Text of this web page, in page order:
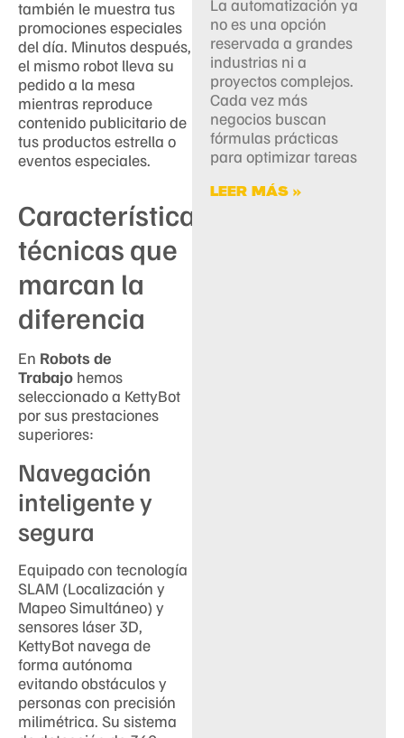
también le muestra tus
promociones especiales
del día. Minutos después,
el mismo robot lleva su
pedido a la mesa
mientras reproduce
contenido publicitario de
tus productos estrella o
eventos especiales.
Características
técnicas que
marcan la
diferencia
En Robots de
Trabajo hemos
seleccionado a KettyBot
por sus prestaciones
superiores:
Navegación
inteligente y
segura
Equipado con tecnología
SLAM (Localización y
Mapeo Simultáneo) y
sensores láser 3D,
KettyBot navega de
forma autónoma
evitando obstáculos y
personas con precisión
milimétrica. Su sistema
La automatización ya
no es una opción
reservada a grandes
industrias ni a
proyectos complejos.
Cada vez más
negocios buscan
fórmulas prácticas
para optimizar tareas
LEER MÁS »